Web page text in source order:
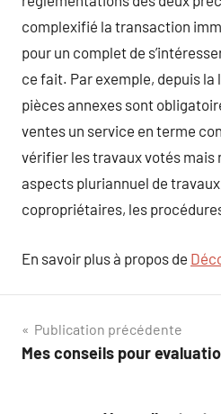
complexifié la transaction
pour un complet de
ce fait. Par exemple, depuis la
pièces annexes sont
ventes un service en terme
vérifier les travaux votés mais
aspects pluriannuel de
copropriétaires, les
En savoir plus à propos de
Navigation
de
Publication précédente
Mes conseils pour